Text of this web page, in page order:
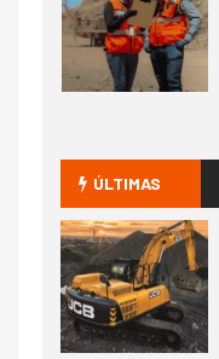
2
ÚLTIMAS